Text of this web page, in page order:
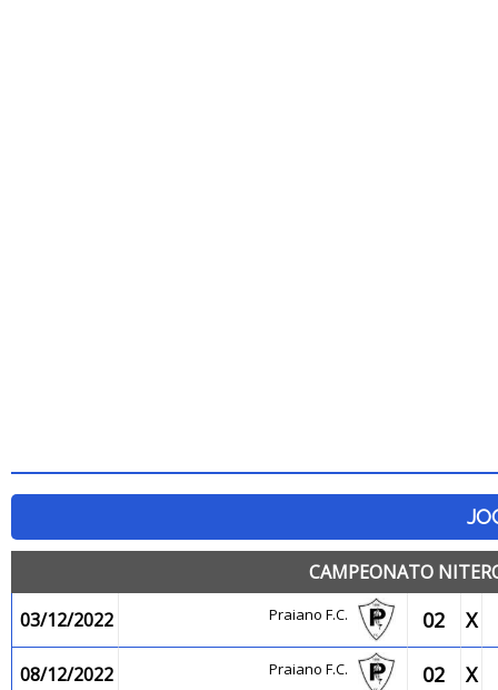
CAMPEONATO
03/12/2022
Praiano F.C. 02 X
08/12/2022 Praiano F.C. 02 X